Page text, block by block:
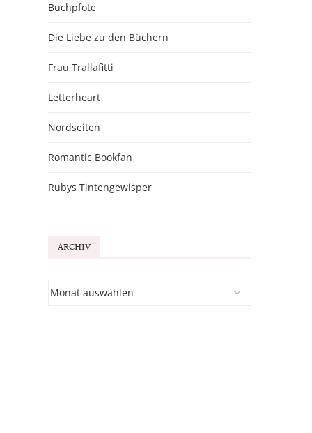
Buchpfote
Die Liebe zu den Büchern
Frau Trallafitti
Letterheart
Nordseiten
Romantic Bookfan
Rubys Tintengewisper
ARCHIV